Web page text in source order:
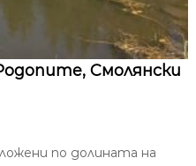
Смолянски
по долината на